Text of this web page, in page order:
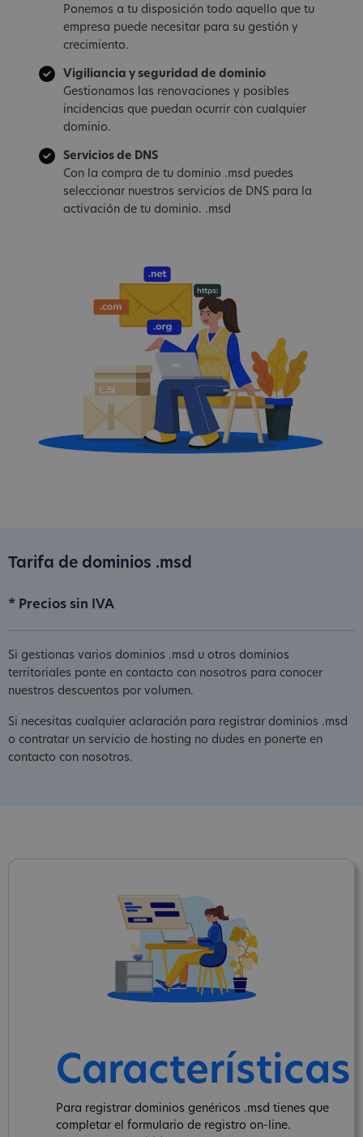
Ponemos a tu disposición todo aquello que tu
empresa puede necesitar para su gestión y
crecimiento.
Vigiliancia y seguridad de dominio
Gestionamos las renovaciones y posibles
incidencias que puedan ocurrir con cualquier
dominio.
Servicios de DNS
Con la compra de tu dominio .msd puedes
seleccionar nuestros servicios de DNS para la
activación de tu dominio. .msd
Tarifa de dominios .msd
* Precios sin IVA
Si gestionas varios dominios .msd u otros dominios
territoriales ponte en contacto con nosotros para conocer
nuestros descuentos por volumen.
Si necesitas cualquier aclaración para registrar dominios .msd
o contratar un servicio de hosting no dudes en ponerte en
contacto con nosotros.
Características
Para registrar dominios genéricos .msd tienes que
completar el formulario de registro on-line.